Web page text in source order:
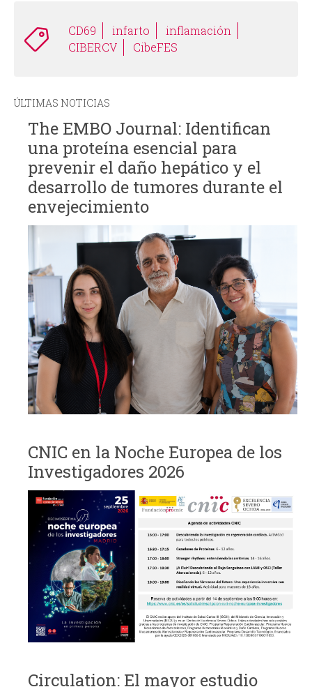
CD69 infarto
inflamación
CIBERCV
CibeFES
ÚLTIMAS NOTICIAS
The EMBO Journal: Identifican
una proteína esencial para
prevenir el daño hepático y el
desarrollo de tumores durante el
envejecimiento
CNIC en la Noche Europea de los
Investigadores 2026
Circulation: El mayor estudio